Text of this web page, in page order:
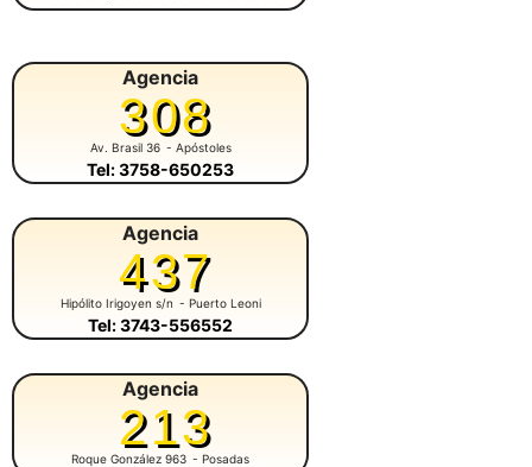
Agencia
308
Av. Brasil 36 - Apóstoles
Tel: 3758-650253
Agencia
437
Hipólito Irigoyen s/n - Puerto Leoni
Tel: 3743-556552
Agencia
213
Roque González 963 - Posadas